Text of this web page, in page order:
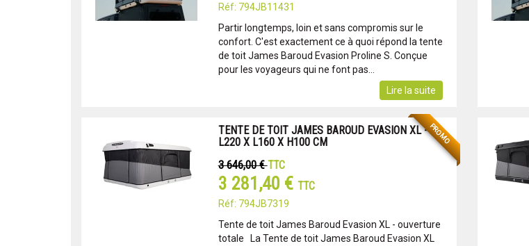
Réf: 794JB11431
Partir longtemps, loin et sans compromis sur le
confort. C'est exactement ce à quoi répond la tente
de toit James Baroud Evasion Proline S. Conçue
pour les voyageurs qui ne font pas...
Lire la suite
PROMO
TENTE DE TOIT JAMES BAROUD EVASION XL -
L220 X L160 X H100 CM
3 646,00 €TTC
3 281,40 € TTC
Réf: 794JB7319
Tente de toit James Baroud Evasion XL - ouverture
totale La Tente de toit James Baroud Evasion XL